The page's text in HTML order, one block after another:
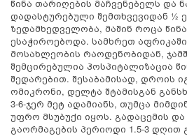
წინა თარიღების მაჩვენებელს და
დადასტურებული შემთხვევიდან ½
ზედამხედველობა, მაშინ როცა წინა
ესაჭიროებოდა. სამხრეთ
მოსახლეობის რაოდენობიდან,
შემცირებულია ჰოსპიტალიზაცია
შედარებით. შესაბამისად, დროის
ომიკრონი, დელტა შტამისგან
3-6-ჯერ მეტ ადამიანს, თუმცა
უფრო მსუბუქი იყოს. გადაცემის და
გაორმაგების პერიოდი 1.5-3 დღით